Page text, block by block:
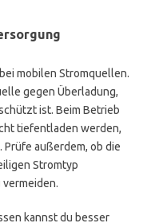
mobilen Stromquellen.
gegen Überladung,
ist. Beim Betrieb
tiefentladen werden,
außerdem, ob die
Stromtyp
vermeiden.
kannst du besser